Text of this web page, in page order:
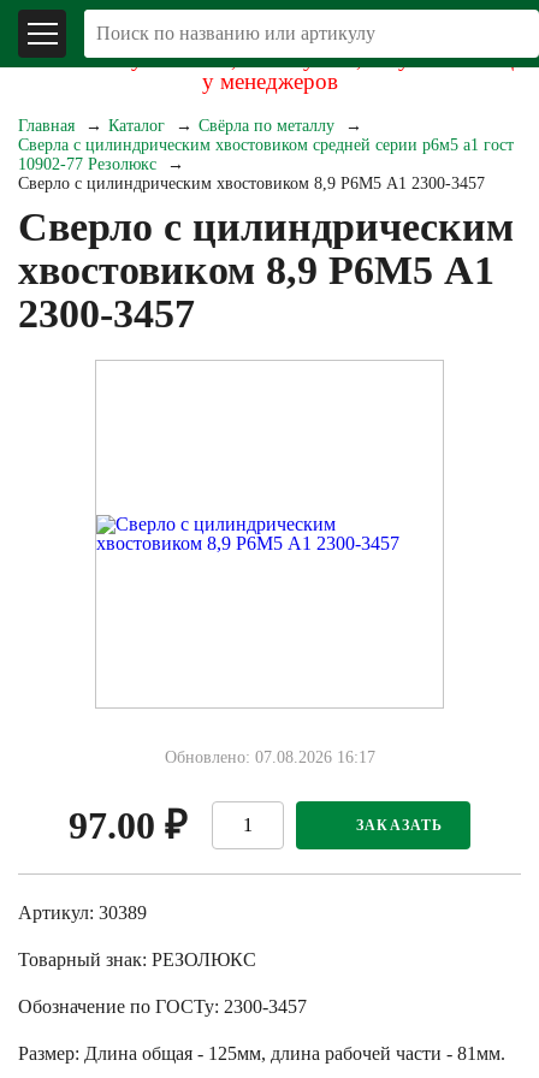
В связи со складывающейся экономической
обстановкой уточняйте, пожалуйста, актуальность цен
у менеджеров
Главная Каталог
Свёрла по металлу
Сверла с цилиндрическим хвостовиком средней серии р6м5 а1 гост
10902-77 Резолюкс
Сверло с цилиндрическим хвостовиком 8,9 Р6М5 А1 2300-3457
Сверло с цилиндрическим
хвостовиком 8,9 Р6М5 А1
2300-3457
Обновлено: 07.08.2026 16:17
97.00 ₽ ЗАКАЗАТЬ
Артикул: 30389
Товарный знак: РЕЗОЛЮКС
Обозначение по ГОСТу: 2300-3457
Размер: Длина общая - 125мм, длина рабочей части - 81мм.